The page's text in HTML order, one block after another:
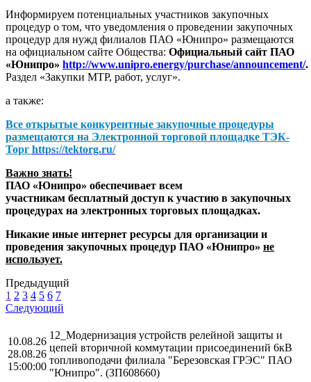
Информируем потенциальных участников закупочных
процедур о том, что уведомления о проведении закупочных
процедур для нужд филиалов ПАО «Юнипро» размещаются
на официальном сайте Общества: Официальный сайт ПАО
«Юнипро» http://www.unipro.energy/purchase/announcement/.
Раздел «Закупки МТР, работ, услуг».
а также:
Все открытые конкурентные закупочные процедуры
размещаются на Электронной торговой площадке ТЭК-
Торг https://tektorg.ru/
Важно знать!
ПАО «Юнипро» обеспечивает всем
участникам бесплатный доступ к участию в закупочных
процедурах на электронных торговых площадках.
Никакие иные интернет ресурсы для организации и
проведения закупочных процедур ПАО «Юнипро» не
использует.
Предыдущий
1 2 3 4 5 6 7
Следующий
10.08.26
28.08.26
15:00:00
12_Модернизация устройств релейной защиты и
цепей вторичной коммутации присоединений 6кВ
топливоподачи филиала "Березовская ГРЭС" ПАО
"Юнипро". (ЗП608660)